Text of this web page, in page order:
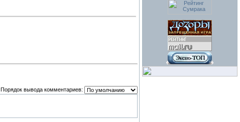
Порядок вывода комментариев: